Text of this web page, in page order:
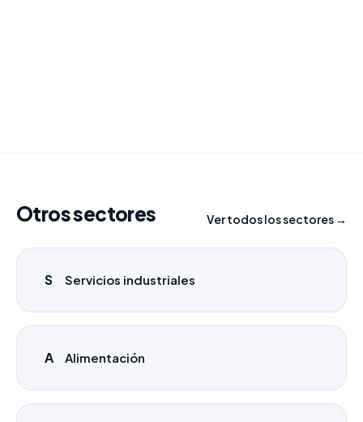
Otros sectores Ver todos los sectores →
S Servicios industriales
A Alimentación